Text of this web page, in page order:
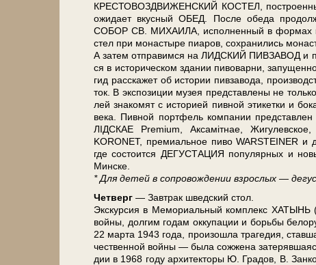
КРЕСТОВОЗДВИЖЕНСКИЙ КОСТЕЛ,
ожи­да­ет вкус­ный ОБЕД. После обе­да
СОБОР СВ. МИХАИЛА, ис­пол­нен­ный в фор­мах
стел при мо­на­сты­ре пи­а­ров, со­хра­ни­лись
А затем от­пра­вим­ся на ЛИДСКИЙ ПИВЗАВОД
ся в ис­то­ри­че­ском зда­нии пи­во­вар­ни,
гид рас­ска­жет об ис­то­рии пивзавода,
ток. В экс­по­зи­ции му­зея пред­став­ле­ны не
лей знакомят с ис­то­ри­ей пивной этикетки и
ве­ка. Пивной портфель ком­па­нии
ЛІДСКАЕ Premium, Аксамiтнае,
KORONET, премиальное пи­во WARSTEINER
где состоится ДЕГУСТАЦИЯ популярных и
Мин­ске.
* Для де­тей в сопровождении взрос­лых —
Чет­верг — Завтрак швед­ский стол.
Экс­кур­сия в Ме­мо­ри­аль­ный ком­плекс ХАТЫНЬ
вой­ны, дол­гим го­дам ок­ку­па­ции и борь­бы
22 мар­та 1943 го­да, про­изо­шла тра­ге­дия,
че­ствен­ной вой­ны — бы­ла сож­же­на
дии в 1968 го­ду ар­хи­тек­то­ры Ю. Гра­дов, В.